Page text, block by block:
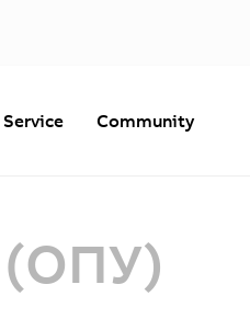
Service Community
(ОПУ)